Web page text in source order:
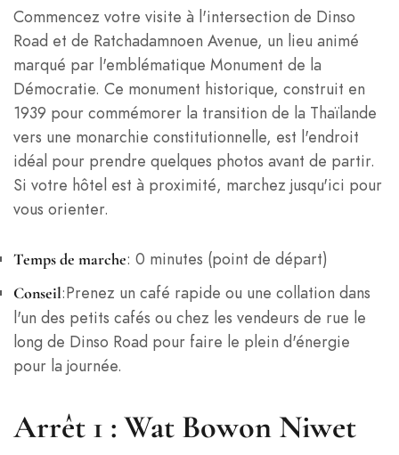
Commencez votre visite à l'intersection de Dinso
Road et de Ratchadamnoen Avenue, un lieu animé
marqué par l'emblématique Monument de la
Démocratie. Ce monument historique, construit en
1939 pour commémorer la transition de la Thaïlande
vers une monarchie constitutionnelle, est l'endroit
idéal pour prendre quelques photos avant de partir.
Si votre hôtel est à proximité, marchez jusqu'ici pour
vous orienter.
Temps de marche: 0 minutes (point de départ)
Conseil:Prenez un café rapide ou une collation dans
l'un des petits cafés ou chez les vendeurs de rue le
long de Dinso Road pour faire le plein d'énergie
pour la journée.
Arrêt 1 : Wat Bowon Niwet